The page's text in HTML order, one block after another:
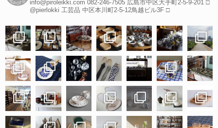
info@piroleikki.com 082-246-7505 広島市中区大手町2-5-9-201 □
@pierlokki 工芸品 中区本川町2-5-12鳥越ビル3F □